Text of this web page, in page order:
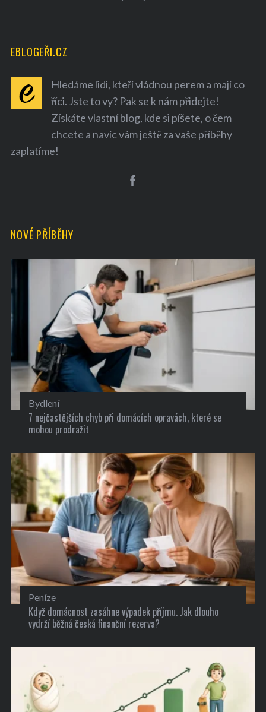
EBLOGEŘI.CZ
Hledáme lidi, kteří vládnou perem a mají co
říci. Jste to vy? Pak se k nám přidejte!
Získáte vlastní blog, kde si píšete, o čem
chcete a navíc vám ještě za vaše příběhy
zaplatíme!
NOVÉ PŘÍBĚHY
Bydlení
7 nejčastějších chyb při domácích opravách, které se
mohou prodražit
Peníze
Když domácnost zasáhne výpadek příjmu. Jak dlouho
vydrží běžná česká finanční rezerva?